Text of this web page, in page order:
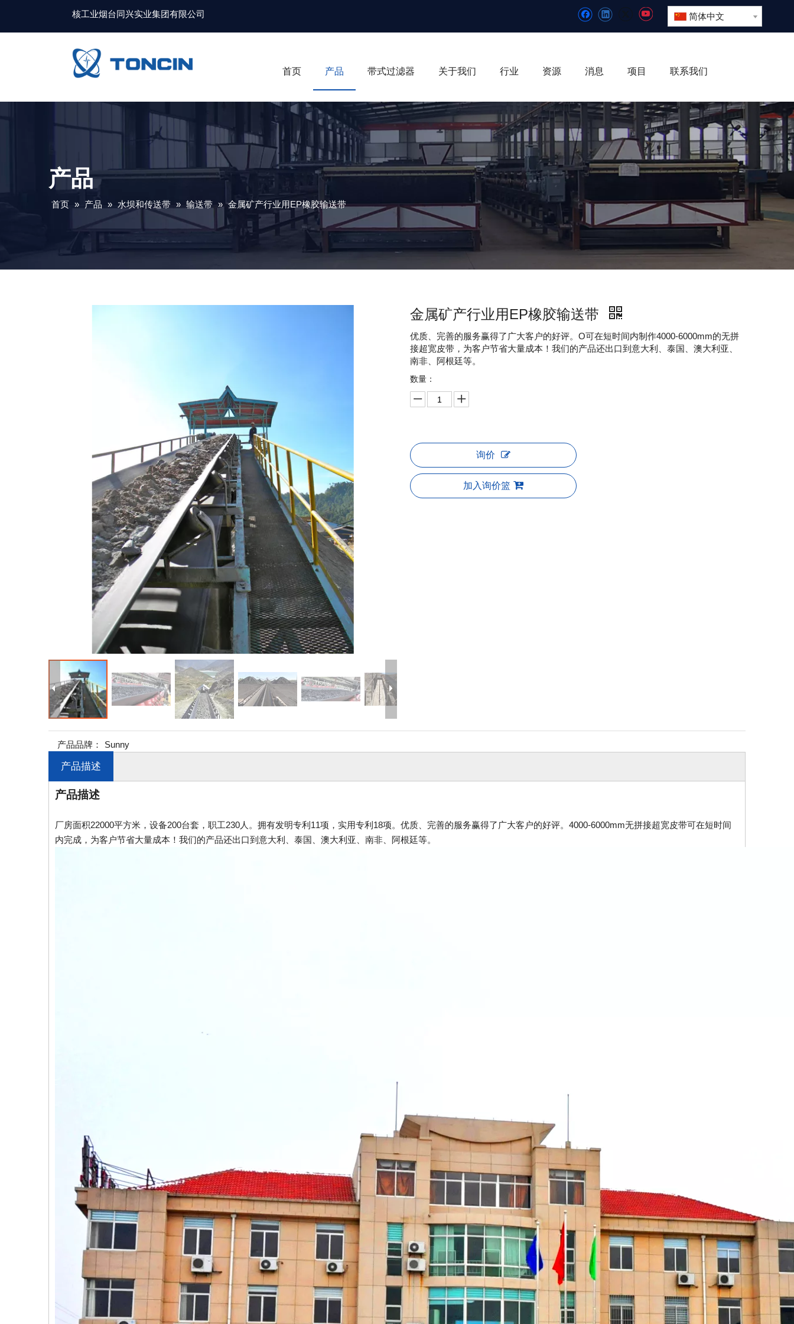
核工业烟台同兴实业集团有限公司 简体中文
首页 产品 带式过滤器 关于我们 行业 资源 消息 项目 联系我们
产品
首页 » 产品 » 水坝和传送带 » 输送带 » 金属矿产行业用EP橡胶输送带
金属矿产行业用EP橡胶输送带
优质、完善的服务赢得了广大客户的好评。O可在短时间内制作4000-6000mm的无拼
接超宽皮带，为客户节省大量成本！我们的产品还出口到意大利、泰国、澳大利亚、
南非、阿根廷等。
数量：
询价
加入询价篮
产品品牌： Sunny
产品描述
产品描述
厂房面积22000平方米，设备200台套，职工230人。拥有发明专利11项，实用专利18项。优质、完善的服务赢得了广大客户的好评。4000-6000mm无拼接超宽皮带可在短时间
内完成，为客户节省大量成本！我们的产品还出口到意大利、泰国、澳大利亚、南非、阿根廷等。